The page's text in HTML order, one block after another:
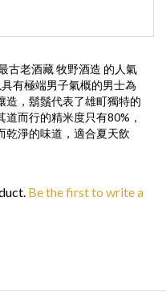
老酒藏 牧野酒造 的人氣
有極端男子氣概的男士為
，鬍鬚代表了雄町獨特的
道而行的精米度只有80%，
乾淨的味道，適合夏天飲